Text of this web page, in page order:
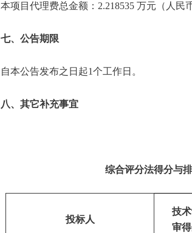
本项目代理费总金额：2.218535 万元（人民
七、公告期限
自本公告发布之日起1个工作日。
八、其它补充事宜
综合评分法得分与排
投标人
技
审